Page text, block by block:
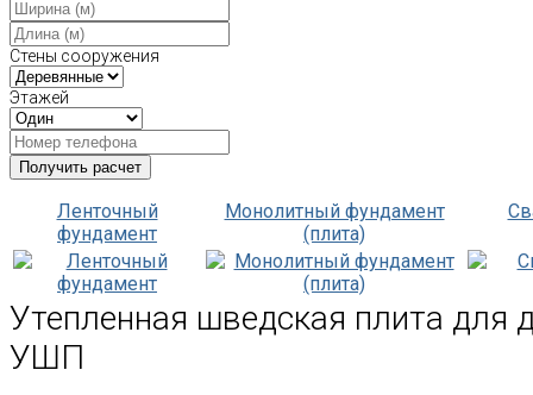
Стены сооружения
Этажей
Ленточный
фундамент
Монолитный фундамент
(плита)
Утепленная шведская плита для
УШП